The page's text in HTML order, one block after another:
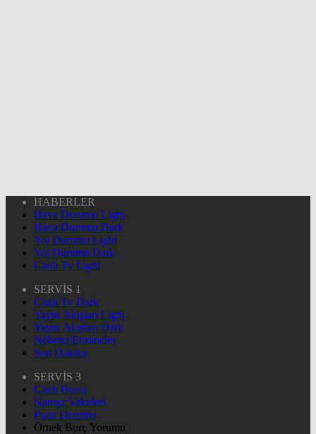
HABERLER
Hava Durumu Light
Hava Durumu Dark
Yol Durumu Light
Yol Durumu Dark
Canlı Tv Light
SERVİS 1
Canlı Tv Dark
Yayın Akışları Light
Yayın Akışları Dark
Nöbetçi Eczaneler
Son Dakika
SERVİS 3
Canlı Borsa
Namaz Vakitleri
Puan Durumu
Örnek Burç Yorumu